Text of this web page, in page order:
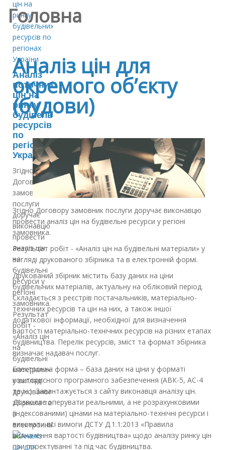
Аналіз
поточних
цін на
ринку
будівельних
ресурсів
по
регіонах
України
Згідно
Договору
замовник
послуги
доручає
виконавцю
провести
аналіз цін
на
будівельні
ресурси у
регіоні
замовника.
Результат
робіт -
«Аналіз цін
на
будівельні
матеріали»
у вигляді
друкованого
збірника та
в
електронній…
Головна
Аналіз цін для
окремого об’єкту
(будови)
Згідно Договору замовник послуги доручає виконавцю
провести аналіз цін на будівельні ресурси у регіоні
замовника.
Результат робіт - «Аналіз цін на будівельні матеріали» у
вигляді друкованого збірника та в електронній формі.
Друкований збірник містить базу даних на ціни
будівельних матеріалів, актуальну на обліковий період.
Складається з реєстрів постачальників, матеріально-
технічних ресурсів та цін на них, а також іншої
додаткової інформації, необхідної для визначення
вартості матеріально-технічних ресурсів на різних етапах
будівництва. Перелік ресурсів, зміст та формат збірника
визначає надавач послуг.
Електронна форма – база даних на ціни у форматі
кошторисного програмного забезпечення (АВК-5, АС-4
та ін.). Завантажується з сайту виконавця аналізу цін.
Дозволяє оперувати реальними, а не розрахунковими
(індексованими) цінами на матеріально-технічні ресурси і
виконати всі вимоги ДСТУ Д.1.1:2013 «Правила
визначення вартості будівництва» щодо аналізу ринку цін
при проектуванні та під час будівництва.